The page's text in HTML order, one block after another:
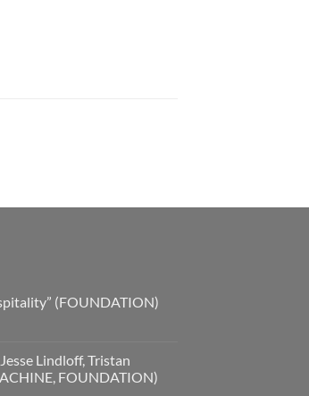
(FOUNDATION)
Lindloff, Tristan
FOUNDATION)